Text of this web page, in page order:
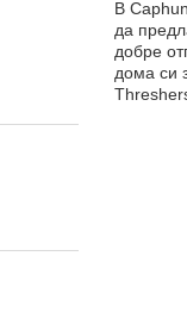
В
да
добре
дома си